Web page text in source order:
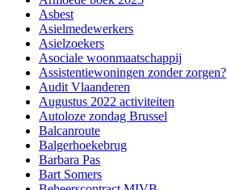
Asbest
Asielmedewerkers
Asielzoekers
Asociale woonmaatschappij
Assistentiewoningen zonder zorgen?
Audit Vlaanderen
Augustus 2022 activiteiten
Autoloze zondag Brussel
Balcanroute
Balgerhoekebrug
Barbara Pas
Bart Somers